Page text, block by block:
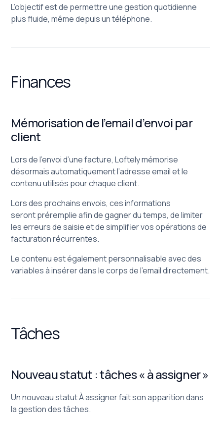
L’objectif est de permettre une gestion quotidienne
plus fluide, même depuis un téléphone.
Finances
Mémorisation de l’email d’envoi par
client
Lors de l’envoi d’une facture, Loftely mémorise
désormais automatiquement l’adresse email et le
contenu utilisés pour chaque client.
Lors des prochains envois, ces informations
seront préremplie afin de gagner du temps, de limiter
les erreurs de saisie et de simplifier vos opérations de
facturation récurrentes.
Le contenu est également personnalisable avec des
variables à insérer dans le corps de l'email directement.
Tâches
Nouveau statut : tâches « à assigner »
Un nouveau statut À assigner fait son apparition dans
la gestion des tâches.